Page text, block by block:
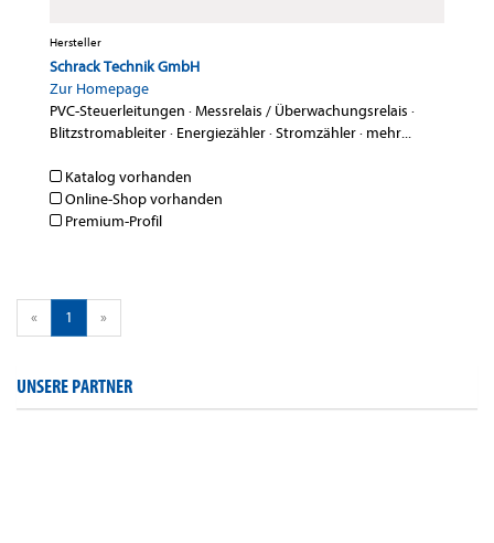
Hersteller
Schrack Technik GmbH
Zur Homepage
PVC-Steuerleitungen ·Messrelais / Überwachungsrelais ·
Blitzstromableiter· Energiezähler·Stromzähler· mehr...
Katalog vorhanden
Online-Shop vorhanden
Premium-Profil
« 1 »
UNSERE PARTNER